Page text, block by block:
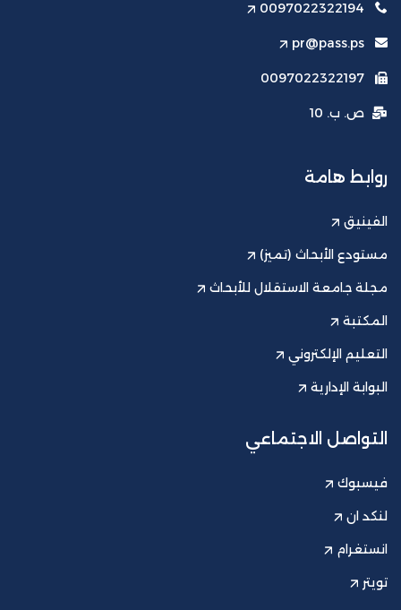
0097022322194
pr@pass.ps
0097022322197
ص. ب. 10
روابط هامة
الفينيق
مستودع الأبحاث (تميز)
مجلة جامعة الاستقلال للأبحاث
المكتبة
التعليم الإلكتروني
البوابة الإدارية
التواصل الاجتماعي
فيسبوك
لنكد ان
انستغرام
تويتر